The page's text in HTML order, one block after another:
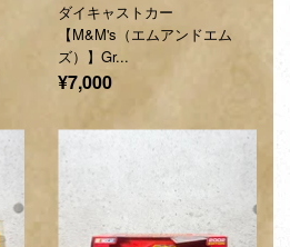
ダイキャストカー
【M&M's（エムアンドエム
ズ）】Gr...
通
価
格
¥7,000